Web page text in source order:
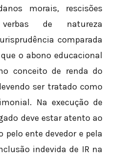
morais, rescisões
de natureza
comparada
o abono educacional
conceito de renda do
ser tratado como
Na execução de
deve estar atento ao
pelo ente devedor e pela
indevida de IR na